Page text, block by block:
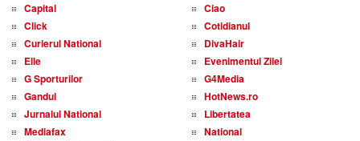
Capital
Ciao
Click
Cotidianul
Curierul National
DivaHair
Elle
Evenimentul Zilei
G Sporturilor
G4Media
Gandul
HotNews.ro
Jurnalul National
Libertatea
Mediafax
National